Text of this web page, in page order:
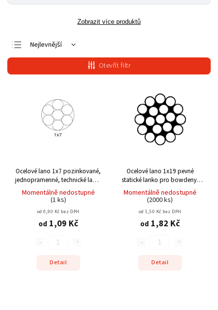
Zobrazit více produktů
Nejlevnější
Nejdražší
Nejprodávanější
Otevřít filtr
Ocelové lano 1x7 pozinkované,
jednopramenné, technické lano,
DIN 3052
Momentálně nedostupné
(1 ks)
od 0,90 Kč bez DPH
od 1,09 Kč
Detail
Ocelové lano 1x19 pevné
statické lanko pro bowdeny,
zábradlí (EN 12385-4)
Momentálně nedostupné
(2000 ks)
od 1,50 Kč bez DPH
od 1,82 Kč
Detail